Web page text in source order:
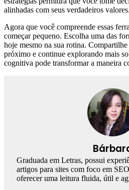
alinhadas com seus verdadeiros valores.
Agora que você compreende essas
começar pequeno. Escolha uma das
hoje mesmo na sua rotina. Compartilhe
próximo e continue explorando mais
cognitiva pode transformar a maneira
Graduada em Letras, possui
artigos para sites com foco em
oferecer uma leitura fluida, útil e